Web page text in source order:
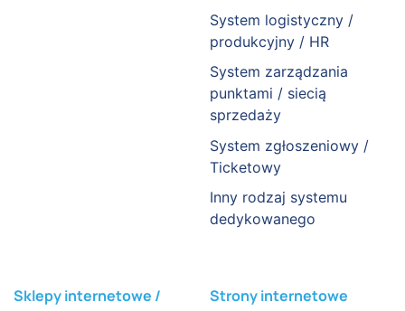
System logistyczny /
produkcyjny / HR
System zarządzania
punktami / siecią
sprzedaży
System zgłoszeniowy /
Ticketowy
Inny rodzaj systemu
dedykowanego
Sklepy internetowe /
Strony internetowe